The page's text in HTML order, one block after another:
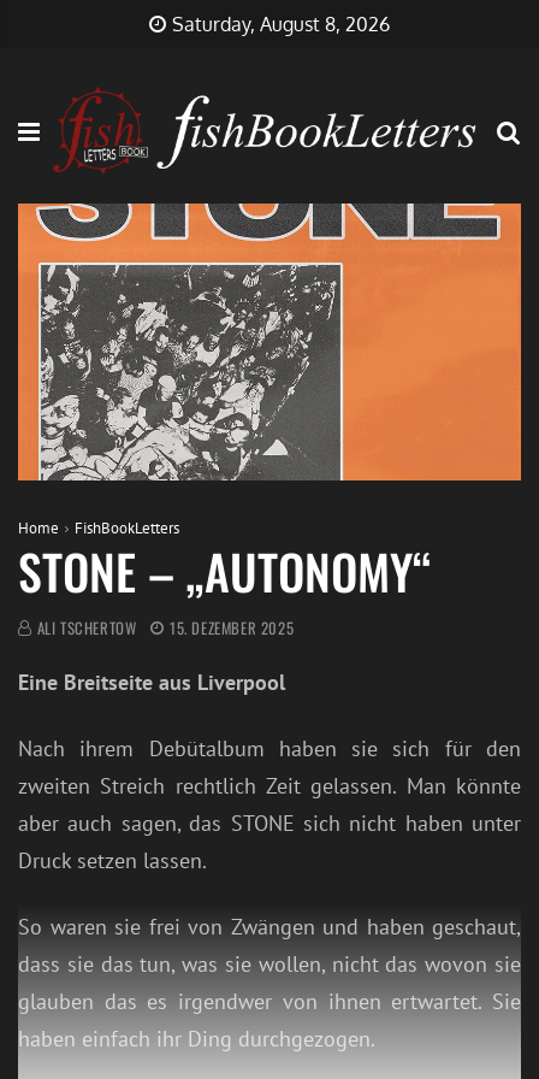
Saturday, August 8, 2026
Home FishBookLetters
STONE – „AUTONOMY“
ALI TSCHERTOW 15. DEZEMBER 2025
Eine Breitseite aus Liverpool
Nach ihrem Debütalbum haben sie sich für den
zweiten Streich rechtlich Zeit gelassen. Man könnte
aber auch sagen, das STONE sich nicht haben unter
Druck setzen lassen.
So waren sie frei von Zwängen und haben geschaut,
dass sie das tun, was sie wollen, nicht das wovon sie
glauben das es irgendwer von ihnen ertwartet. Sie
haben einfach ihr Ding durchgezogen.